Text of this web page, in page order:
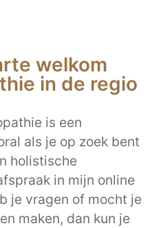
welkom
in de regio
is een
als je op zoek bent
holistische
in mijn online
je vragen of mocht je
maken, dan kun je